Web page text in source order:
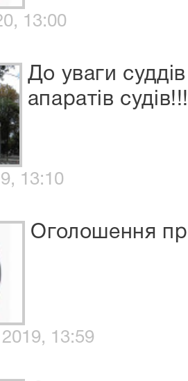
13:00
До уваги
апаратів
13:10
Оголошення
13:59